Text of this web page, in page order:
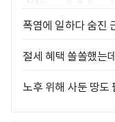
폭염에 일하다 숨진
절세 혜택 쏠쏠했는
노후 위해 사둔 땅도